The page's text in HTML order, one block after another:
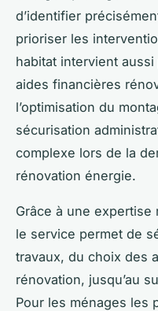
d’identifier
prioriser les
habitat intervient aussi
aides financières
l’optimisation du
sécurisation
complexe lors de la
rénovation énergie.
Grâce à une expertise
le service permet de
travaux, du choix des
rénovation, jusqu’au
Pour les ménages les